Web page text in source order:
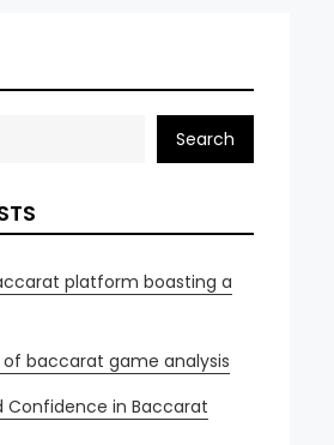
Search
platform boasting a
of baccarat game analysis
Confidence in Baccarat